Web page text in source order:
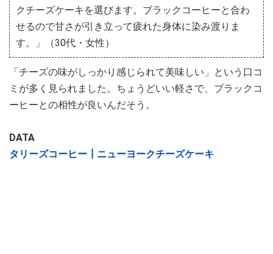
クチーズケーキを選びます。ブラックコーヒーと合わ
せるので甘さが引き立って疲れた身体に染み渡りま
す。」（30代・女性）
「チーズの味がしっかり感じられて美味しい」という口コ
ミが多く見られました。ちょうどいい軽さで、ブラックコ
ーヒーとの相性が良いんだそう。
DATA
タリーズコーヒー┃ニューヨークチーズケーキ